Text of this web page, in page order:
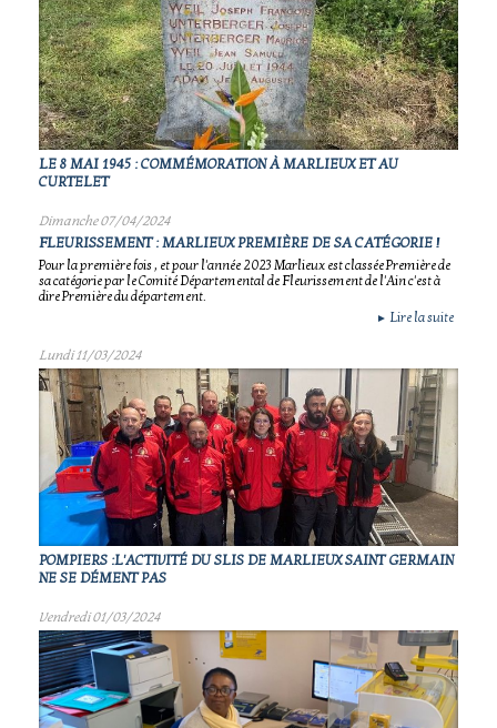
LE 8 MAI 1945 : COMMÉMORATION À MARLIEUX ET AU
CURTELET
Dimanche 07/04/2024
FLEURISSEMENT : MARLIEUX PREMIÈRE DE SA CATÉGORIE !
Pour la première fois , et pour l'année 2023 Marlieux est classée Première de
sa catégorie par le Comité Départemental de Fleurissement de l'Ain c'est à
dire Première du département.
► Lire la suite
Lundi 11/03/2024
POMPIERS :L'ACTIVITÉ DU SLIS DE MARLIEUX SAINT GERMAIN
NE SE DÉMENT PAS
Vendredi 01/03/2024